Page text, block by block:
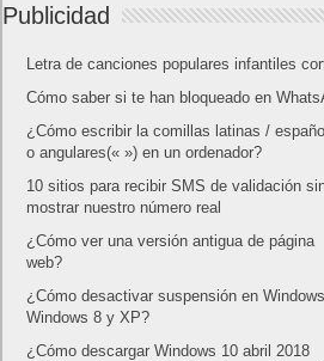
Publicidad
Letra de canciones populares infantiles
Cómo saber si te han bloqueado en
¿Cómo escribir la comillas latinas /
o angulares(« ») en un ordenador?
10 sitios para recibir SMS de validación
mostrar nuestro número real
¿Cómo ver una versión antigua de página
web?
¿Cómo desactivar suspensión en
Windows 8 y XP?
¿Cómo descargar Windows 10 abril 2018